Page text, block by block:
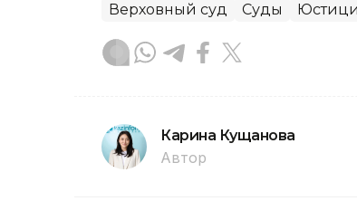
Верховный суд Суды
Карина Кущанова
Автор